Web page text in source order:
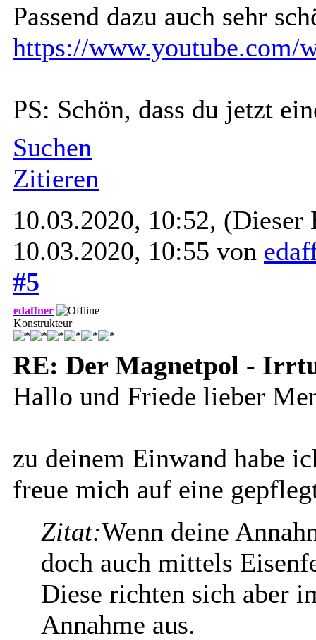
Passend dazu auch sehr
https://www.youtube.com/
PS: Schön, dass du jetzt
Suchen
Zitieren
10.03.2020, 10:52, (Dieser
10.03.2020, 10:55 von
#5
edaffner
Konstrukteur
RE: Der Magnetpol -
Hallo und Friede lieber
zu deinem Einwand habe
freue mich auf eine
Zitat:Wenn deine
doch auch mittels
Diese richten sich aber
Annahme aus.